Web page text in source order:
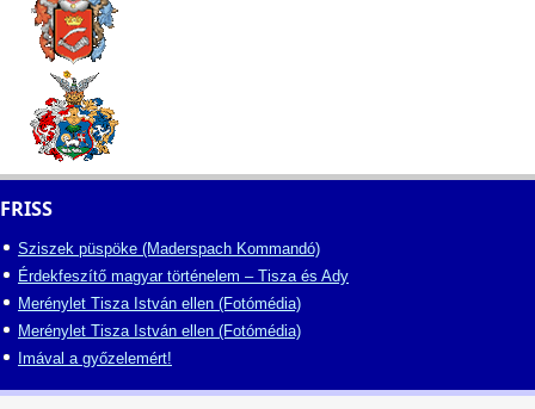
FRISS
Sziszek püspöke (Maderspach Kommandó)
Érdekfeszítő magyar történelem – Tisza és Ady
Merénylet Tisza István ellen (Fotómédia)
Merénylet Tisza István ellen (Fotómédia)
Imával a győzelemért!